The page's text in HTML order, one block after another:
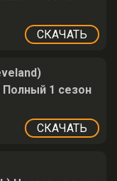
СКАЧАТЬ
Полный 1 сезон
СКАЧАТЬ